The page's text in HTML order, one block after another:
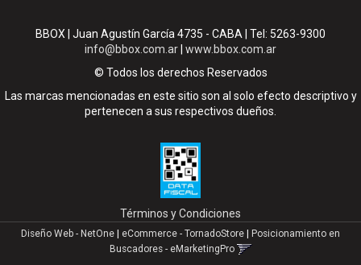
BBOX | Juan Agustín García 4735 - CABA | Tel: 5263-9300
info@bbox.com.ar www.bbox.com.ar
© Todos los derechos Reservados
Las marcas mencionadas en este sitio son al solo efecto descriptivo y
pertenecen a sus respectivos dueños.
Términos y Condiciones
Diseño Web - NetOne | eCommerce - TornadoStore | Posicionamiento en
Buscadores - eMarketingPro